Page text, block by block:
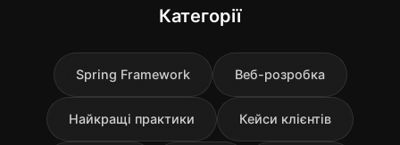
Категорії
Spring Framework Веб-розробка
Найкращі практики Кейси клієнтів